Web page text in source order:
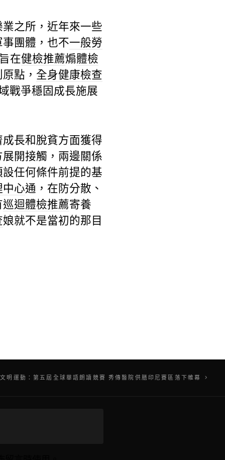
之所，近年來一些
團體，也不一般勞
在健檢推薦煽體檢
點， 全身健康檢查
戰爭穩固成長施展
長和脫貧方面獲得
開接觸，兩邊關係
任何條件前提的基
中心通，在防分散、
巡迴體檢推薦寄養
娘就不是當初的那目
文明運動：第五屆全球華語朗讀競賽 秀傳醫院供膳印尼賽區落下帷幕